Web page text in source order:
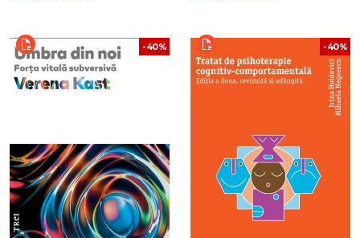
-40% -40%